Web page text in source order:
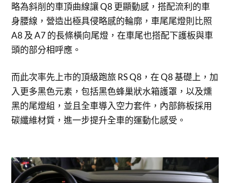
略為斜削的車頂曲線讓 Q8 更顯動感，搭配流利的車
身腰線，營造出極具侵略感的輪廓，車尾尾燈則比照
A8 及 A7 的長條橫向尾燈，在車尾也搭配下護板與車
頭的部分相呼應。
而此次率先上市的頂級跑旅 RS Q8，在 Q8 基礎上，加
入更多黑色元素，包括黑色蜂巢狀水箱護罩，以及燻
黑的尾燈組，並且全車導入空力套件，內部飾板採用
碳纖維材質，進一步提升全車的運動化感受。